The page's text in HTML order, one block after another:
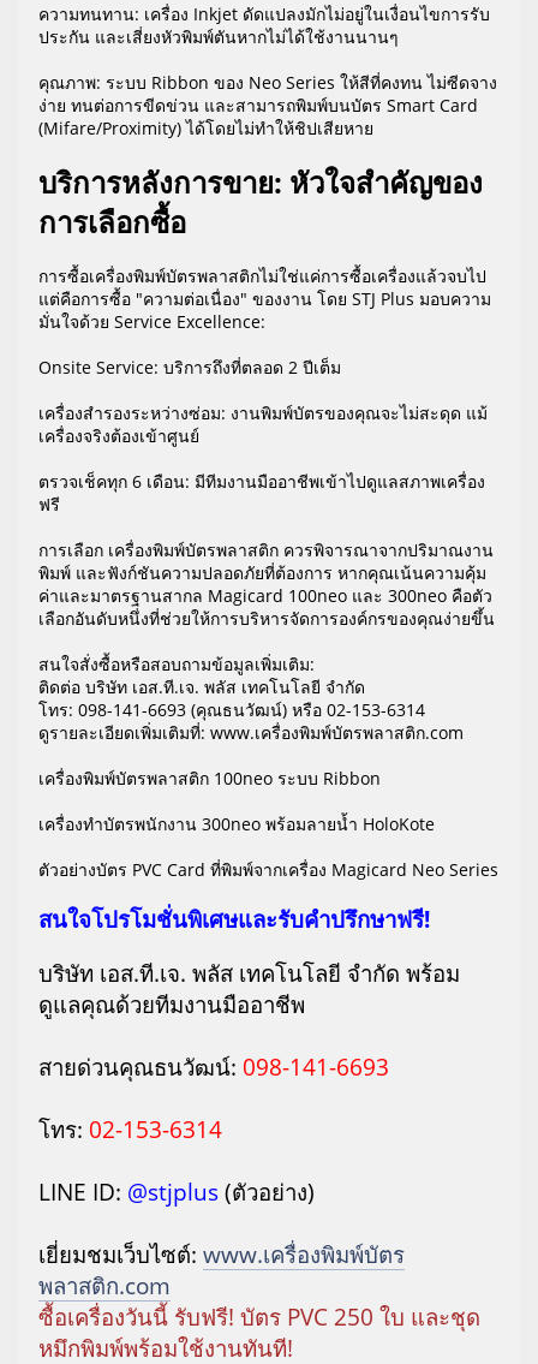
ความทนทาน: เครื่อง Inkjet ดัดแปลงมักไม่อยู่ในเงื่อนไขการรับ
ประกัน และเสี่ยงหัวพิมพ์ตันหากไม่ได้ใช้งานนานๆ
คุณภาพ: ระบบ Ribbon ของ Neo Series ให้สีที่คงทน ไม่ซีดจาง
ง่าย ทนต่อการขีดข่วน และสามารถพิมพ์บนบัตร Smart Card
(Mifare/Proximity) ได้โดยไม่ทำให้ชิปเสียหาย
บริการหลังการขาย: หัวใจสำคัญของ
การเลือกซื้อ
การซื้อเครื่องพิมพ์บัตรพลาสติกไม่ใช่แค่การซื้อเครื่องแล้วจบไป
แต่คือการซื้อ "ความต่อเนื่อง" ของงาน โดย STJ Plus มอบความ
มั่นใจด้วย Service Excellence:
Onsite Service: บริการถึงที่ตลอด 2 ปีเต็ม
เครื่องสำรองระหว่างซ่อม: งานพิมพ์บัตรของคุณจะไม่สะดุด แม้
เครื่องจริงต้องเข้าศูนย์
ตรวจเช็คทุก 6 เดือน: มีทีมงานมืออาชีพเข้าไปดูแลสภาพเครื่อง
ฟรี
การเลือก เครื่องพิมพ์บัตรพลาสติก ควรพิจารณาจากปริมาณงาน
พิมพ์ และฟังก์ชันความปลอดภัยที่ต้องการ หากคุณเน้นความคุ้ม
ค่าและมาตรฐานสากล Magicard 100neo และ 300neo คือตัว
เลือกอันดับหนึ่งที่ช่วยให้การบริหารจัดการองค์กรของคุณง่ายขึ้น
สนใจสั่งซื้อหรือสอบถามข้อมูลเพิ่มเติม:
ติดต่อ บริษัท เอส.ที.เจ. พลัส เทคโนโลยี จำกัด
โทร: 098-141-6693 (คุณธนวัฒน์) หรือ 02-153-6314
ดูรายละเอียดเพิ่มเติมที่: www.เครื่องพิมพ์บัตรพลาสติก.com
เครื่องพิมพ์บัตรพลาสติก 100neo ระบบ Ribbon
เครื่องทำบัตรพนักงาน 300neo พร้อมลายน้ำ HoloKote
ตัวอย่างบัตร PVC Card ที่พิมพ์จากเครื่อง Magicard Neo Series
สนใจโปรโมชั่นพิเศษและรับคำปรึกษาฟรี!
บริษัท เอส.ที.เจ. พลัส เทคโนโลยี จำกัด พร้อม
ดูแลคุณด้วยทีมงานมืออาชีพ
สายด่วนคุณธนวัฒน์: 098-141-6693
โทร: 02-153-6314
LINE ID: @stjplus (ตัวอย่าง)
เยี่ยมชมเว็บไซต์: www.เครื่องพิมพ์บัตร
พลาสติก.com
ซื้อเครื่องวันนี้ รับฟรี! บัตร PVC 250 ใบ และชุด
หมึกพิมพ์พร้อมใช้งานทันที!